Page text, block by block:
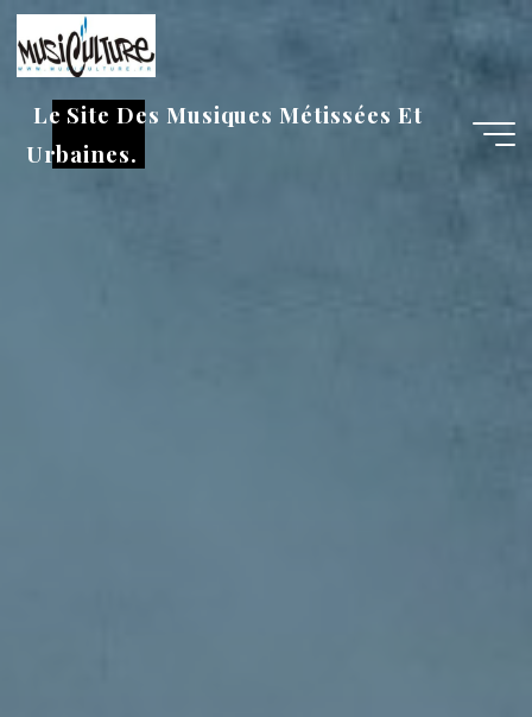
Aller
au
contenu
Le Site Des Musiques Métissées Et
Urbaines.